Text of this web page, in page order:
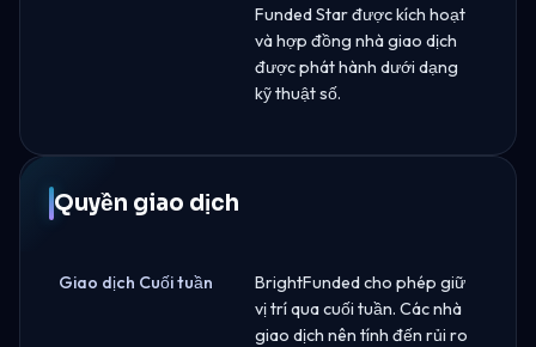
Funded Star được kích hoạt
và hợp đồng nhà giao dịch
được phát hành dưới dạng
kỹ thuật số.
Quyền giao dịch
Giao dịch Cuối tuần
BrightFunded cho phép giữ
vị trí qua cuối tuần. Các nhà
giao dịch nên tính đến rủi ro